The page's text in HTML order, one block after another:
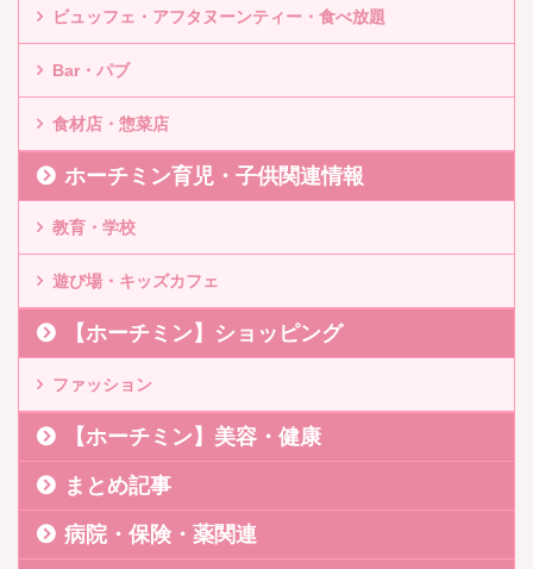
ビュッフェ・アフタヌーンティー・食べ放題
Bar・パブ
食材店・惣菜店
ホーチミン育児・子供関連情報
教育・学校
遊び場・キッズカフェ
【ホーチミン】ショッピング
ファッション
【ホーチミン】美容・健康
まとめ記事
病院・保険・薬関連